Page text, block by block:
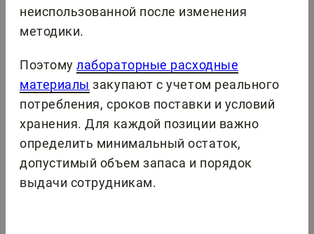
неиспользованной после изменения
методики.
Поэтомулабораторные расходные
материалы закупают с учетом реального
потребления, сроков поставки и условий
хранения. Для каждой позиции важно
определить минимальный остаток,
допустимый объем запаса и порядок
выдачи сотрудникам.